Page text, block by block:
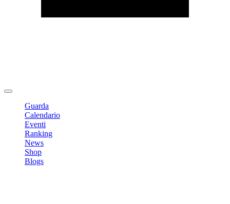
Guarda
Calendario
Eventi
Ranking
News
Shop
Blogs